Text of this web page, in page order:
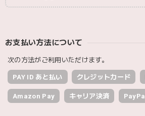
お支払い方法について
次の方法がご利用いただけます。
PAY ID あと払い クレジットカード
Amazon Pay キャリア決済 PayPal